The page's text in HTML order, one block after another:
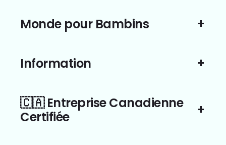
Monde pour Bambins
Information
🇨🇦 Entreprise Canadienne
Certifiée